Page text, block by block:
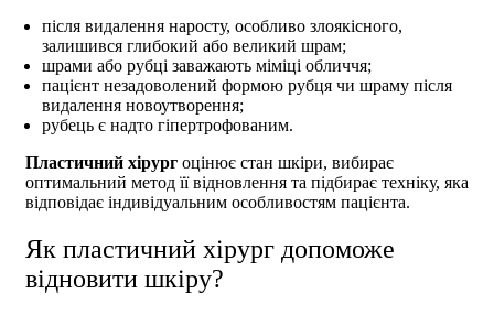
після видалення наросту, особливо злоякісного,
залишився глибокий або великий шрам;
шрами або рубці заважають міміці обличчя;
пацієнт незадоволений формою рубця чи шраму після
видалення новоутворення;
рубець є надто гіпертрофованим.
Пластичний хірург оцінює стан шкіри, вибирає
оптимальний метод її відновлення та підбирає техніку, яка
відповідає індивідуальним особливостям пацієнта.
Як пластичний хірург допоможе
відновити шкіру?